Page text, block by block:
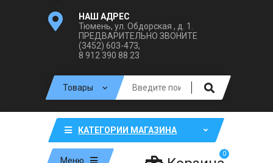
НАШ АДРЕС
Тюмень, ул. Обдорская , д. 1.
ПРЕДВАРИТЕЛЬНО ЗВОНИТЕ
(3452) 603-473,
8 912 390 88 23
КАТЕГОРИИ МАГАЗИНА
Меню
0